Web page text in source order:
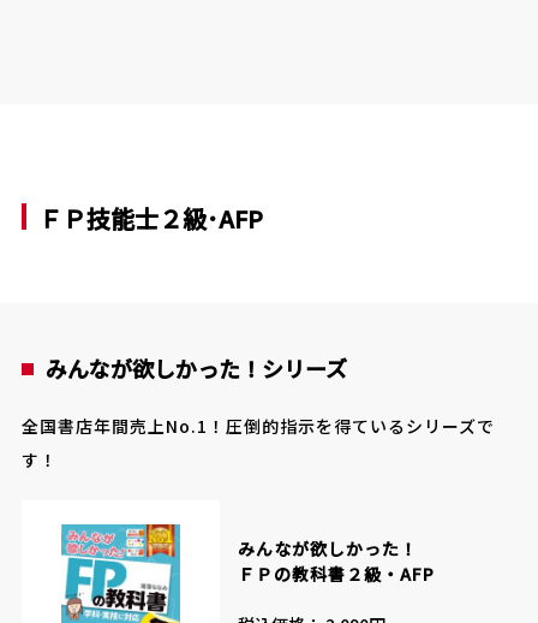
ＦＰ技能士２級･AFP
みんなが欲しかった！シリーズ
全国書店年間売上No.1！圧倒的指示を得ているシリーズで
す！
みんなが欲しかった！
ＦＰの教科書２級・AFP